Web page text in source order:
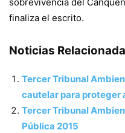
finaliza el escrito.
Noticias
Tercer Tribunal
cautelar para proteger
Tercer Tribunal
Pública 2015